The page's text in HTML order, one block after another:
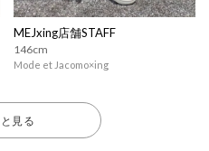
MEJxing店舗STAFF
146cm
Mode et Jacomo×ing
見る